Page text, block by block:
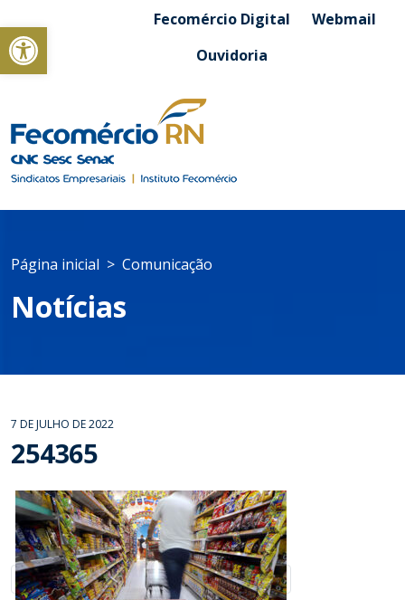
Abrir a barra de ferramentasFecomércio Digital
Webmail
Ouvidoria
Página inicial Comunicação
Notícias
7 DE JULHO DE 2022
254365